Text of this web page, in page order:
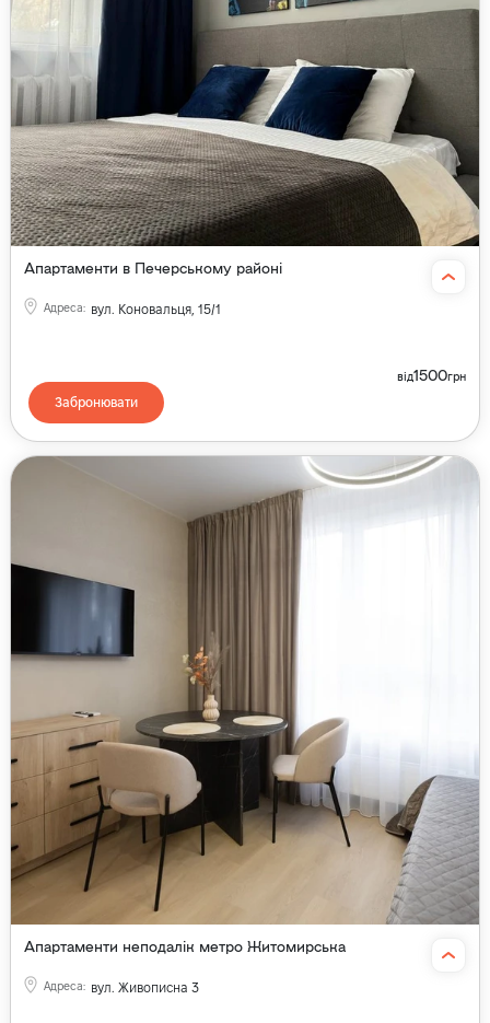
Апартаменти в Печерському районі
Адреса: вул. Коновальця, 15/1
від1500грн
Забронювати
Апартаменти неподалік метро Житомирська
Адреса: вул. Живописна 3